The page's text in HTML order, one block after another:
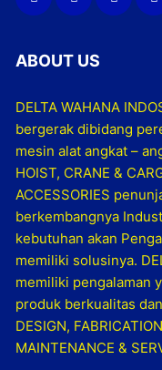
ABOUT US
DELTA WAHANA
bergerak dibidang
mesin alat angkat –
HOIST, CRANE &
ACCESSORIES
berkembangnya
kebutuhan akan
memiliki solusinya.
memiliki pengalaman
produk berkualitas
DESIGN,
MAINTENANCE &